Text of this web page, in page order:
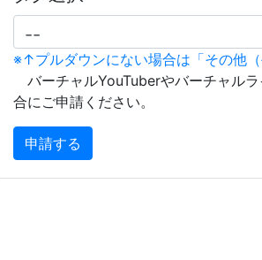
※↑プルダウンにない場合は「その他
バーチャルYouTuberやバーチャル
合にご申請ください。
申請する